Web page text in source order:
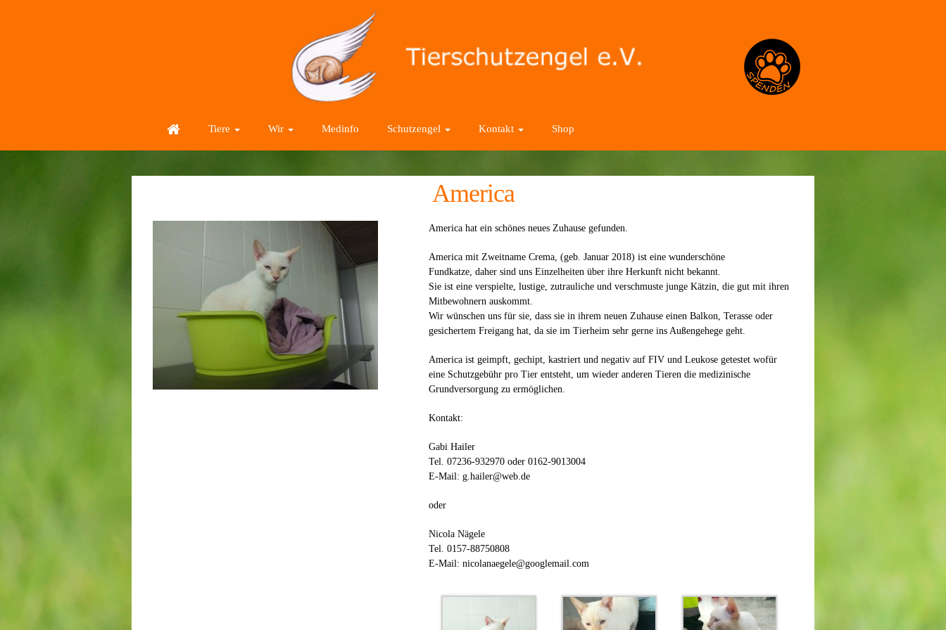
Tiere Wir Medinfo Schutzengel Kontakt Shop
America
America hat ein schönes neues Zuhause gefunden.
America mit Zweitname Crema, (geb. Januar 2018) ist eine wunderschöne
Fundkatze, daher sind uns Einzelheiten über ihre Herkunft nicht bekannt.
Sie ist eine verspielte, lustige, zutrauliche und verschmuste junge Kätzin, die gut mit ihren
Mitbewohnern auskommt.
Wir wünschen uns für sie, dass sie in ihrem neuen Zuhause einen Balkon, Terasse oder
gesichertem Freigang hat, da sie im Tierheim sehr gerne ins Außengehege geht.
America ist geimpft, gechipt, kastriert und negativ auf FIV und Leukose getestet wofür
eine Schutzgebühr pro Tier entsteht, um wieder anderen Tieren die medizinische
Grundversorgung zu ermöglichen.
Kontakt:
Gabi Hailer
Tel. 07236-932970 oder 0162-9013004
E-Mail: g.hailer@web.de
oder
Nicola Nägele
Tel. 0157-88750808
E-Mail: nicolanaegele@googlemail.com